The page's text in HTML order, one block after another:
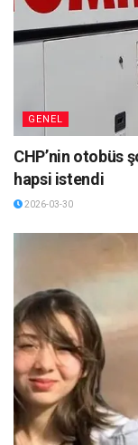
GENEL
CHP’nin otobüs
hapsi istendi
2026-03-30